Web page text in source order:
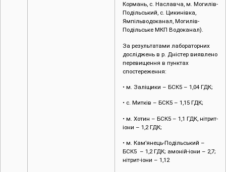
Кормань, с. Наславча, м. Могилів-
Подільський, с. Цикинівка,
Ямпільводоканал, Могилів-
Подільське МКП Водоканал).
За результатами лабораторних
досліджень в р. Дністер виявлено
перевищення в пунктах
спостереження:
• м. Заліщики – БСК5 – 1,04 ГДК;
• с. Митків – БСК5 – 1,15 ГДК;
• м. Хотин – БСК5 – 1,1 ГДК, нітрит-
іони – 1,2 ГДК;
• м. Кам’янець-Подільський –
БСК5 – 1,2 ГДК; амоній-іони – 2,7;
нітрит-іони – 1,12